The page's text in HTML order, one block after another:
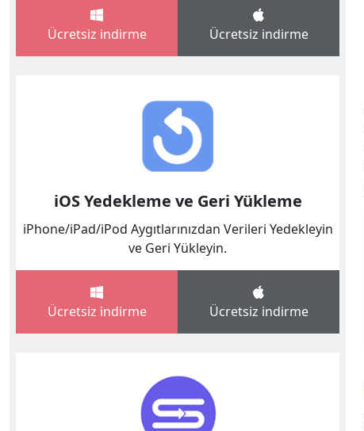
Ücretsiz indirme Ücretsiz indirme
iOS Yedekleme ve Geri Yükleme
iPhone/iPad/iPod Aygıtlarınızdan Verileri Yedekleyin
ve Geri Yükleyin.
Ücretsiz indirme Ücretsiz indirme